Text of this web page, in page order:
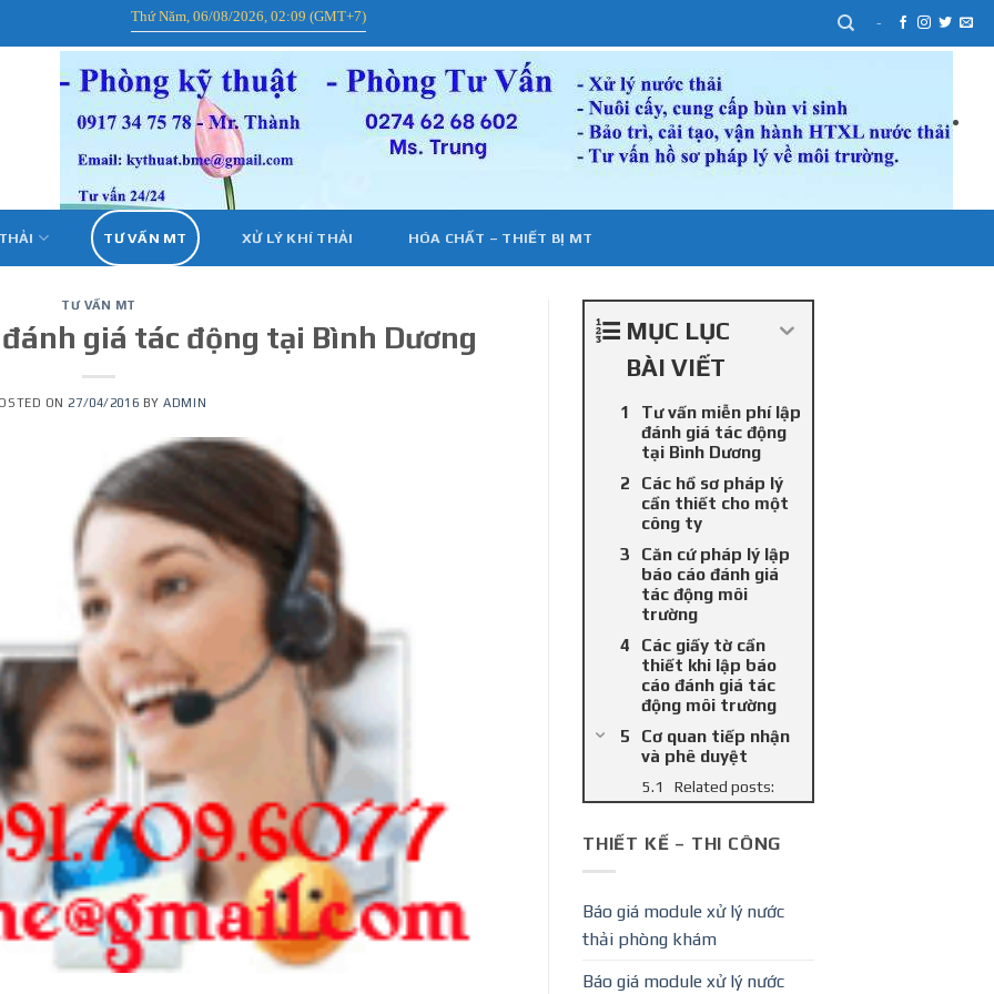
Thứ Năm, 06/08/2026, 02:09 (GMT+7) -
TƯ VẤN MT XỬ LÝ KHÍ THẢI HÓA CHẤT – THIẾT BỊ MT
TƯ VẤN MT
giá tác động tại Bình Dương
ON 27/04/2016 BYADMIN
MỤC LỤC
BÀI VIẾT
Tư vấn miễn phí lập
đánh giá tác động
tại Bình Dương
Các hồ sơ pháp lý
cần thiết cho một
công ty
Căn cứ pháp lý lập
báo cáo đánh giá
tác động môi
trường
Các giấy tờ cần
thiết khi lập báo
cáo đánh giá tác
động môi trường
Cơ quan tiếp nhận
và phê duyệt
Related posts:
THIẾT KẾ – THI CÔNG
Báo giá module xử lý nước
thải phòng khám
Báo giá module xử lý nước